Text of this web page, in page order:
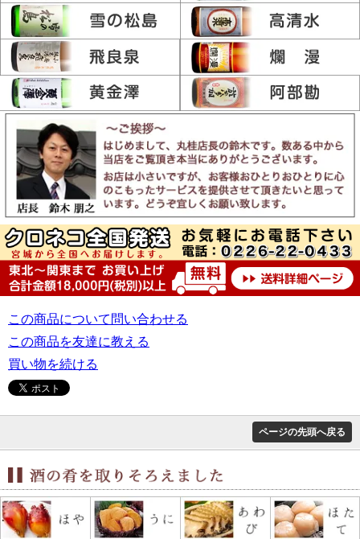
この商品について問い合わせる
この商品を友達に教える
買い物を続ける
ページの先頭へ戻る